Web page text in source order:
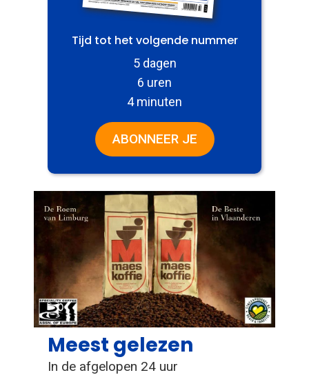
Tijd tot het volgende nummer
5 dagen
6 uren
4 minuten
ABONNEER JE
Meest gelezen
In de afgelopen 24 uur